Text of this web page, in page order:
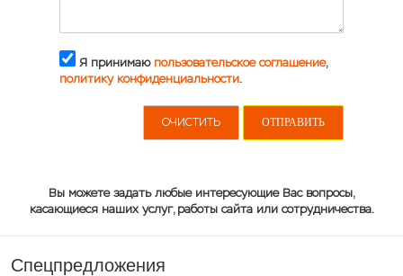
Я принимаю пользовательское соглашение,
политику конфиденциальности.
Вы можете задать любые интересующие Вас вопросы,
касающиеся наших услуг, работы сайта или сотрудничества.
Спецпредложения